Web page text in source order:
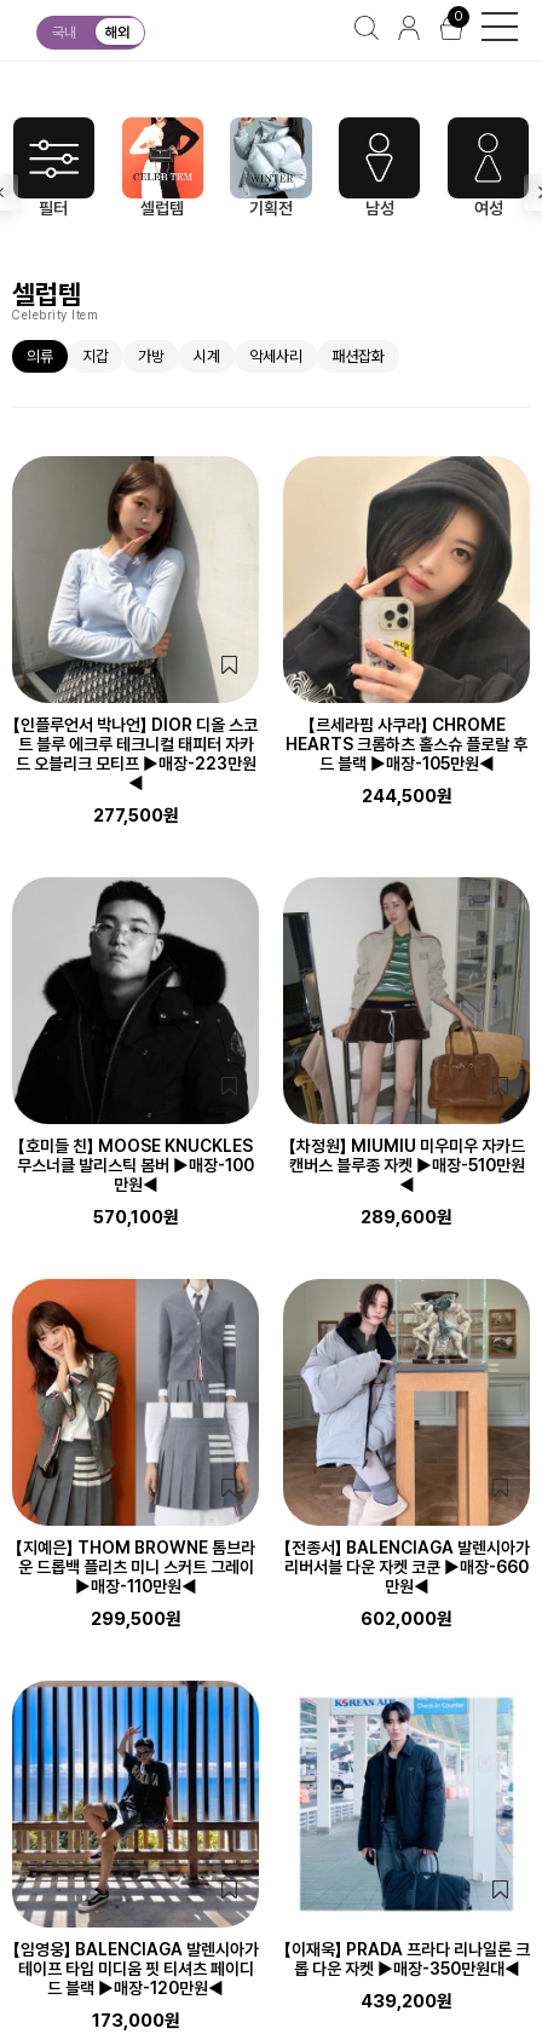
국내 해외
0
셀럽템 의류
필터 셀럽템 기획전 남성 여성
셀럽템
Celebrity Item
의류 지갑 가방 시계 악세사리 패션잡화
【인플루언서 박나언】 DIOR 디올 스코
트 블루 에크루 테크니컬 태피터 자카
드 오블리크 모티프 ▶매장-223만원
◀
277,500원
【르세라핌 사쿠라】 CHROME
HEARTS 크롬하츠 홀스슈 플로랄 후
드 블랙 ▶매장-105만원◀
244,500원
【호미들 친】 MOOSE KNUCKLES
무스너클 발리스틱 봄버 ▶매장-100
만원◀
570,100원
【차정원】 MIUMIU 미우미우 자카드
캔버스 블루종 자켓 ▶매장-510만원
◀
289,600원
【지예은】 THOM BROWNE 톰브라
운 드롭백 플리츠 미니 스커트 그레이
▶매장-110만원◀
299,500원
【전종서】 BALENCIAGA 발렌시아가
리버서블 다운 자켓 코쿤 ▶매장-660
만원◀
602,000원
【임영웅】 BALENCIAGA 발렌시아가
테이프 타입 미디움 핏 티셔츠 페이디
드 블랙 ▶매장-120만원◀
173,000원
【이재욱】 PRADA 프라다 리나일론 크
롭 다운 자켓 ▶매장-350만원대◀
439,200원